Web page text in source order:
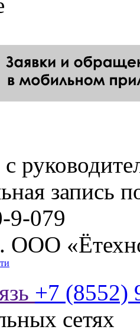
запись
9-079
ООО
+7 (8552)
сетях